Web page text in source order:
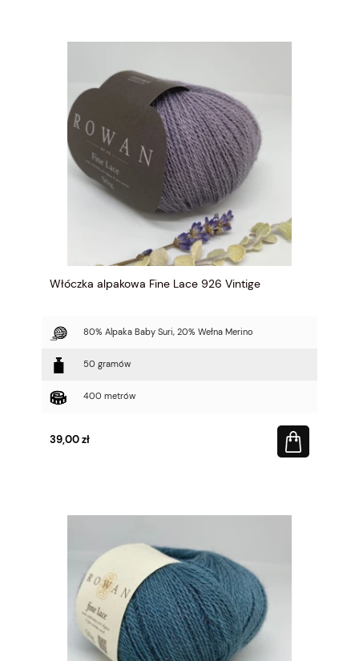
Włóczka alpakowa Fine Lace 926 Vintige
80% Alpaka Baby Suri, 20% Wełna Merino
50 gramów
400 metrów
39,00 zł